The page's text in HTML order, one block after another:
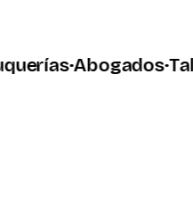
·Abogados·